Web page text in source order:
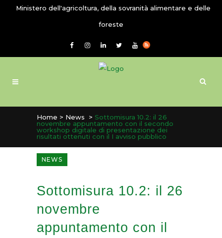
Ministero dell'agricoltura, della sovranità alimentare e delle
foreste
Home > News > Sottomisura 10.2: il 26
novembre appuntamento con il secondo
workshop digitale di presentazione dei
risultati ottenuti con il I avviso pubblico
NEWS
Sottomisura 10.2: il 26
novembre
appuntamento con il